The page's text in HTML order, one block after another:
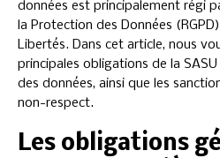
données est principalement régi
la Protection des Données
Libertés. Dans cet article, nous
principales obligations de la
des données, ainsi que les
non-respect.
Les obligations